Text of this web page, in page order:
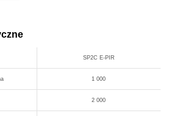
SP2C E-PIR
1 000
2 000